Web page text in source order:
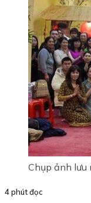
Chụp ảnh lưu
4 phút đọc